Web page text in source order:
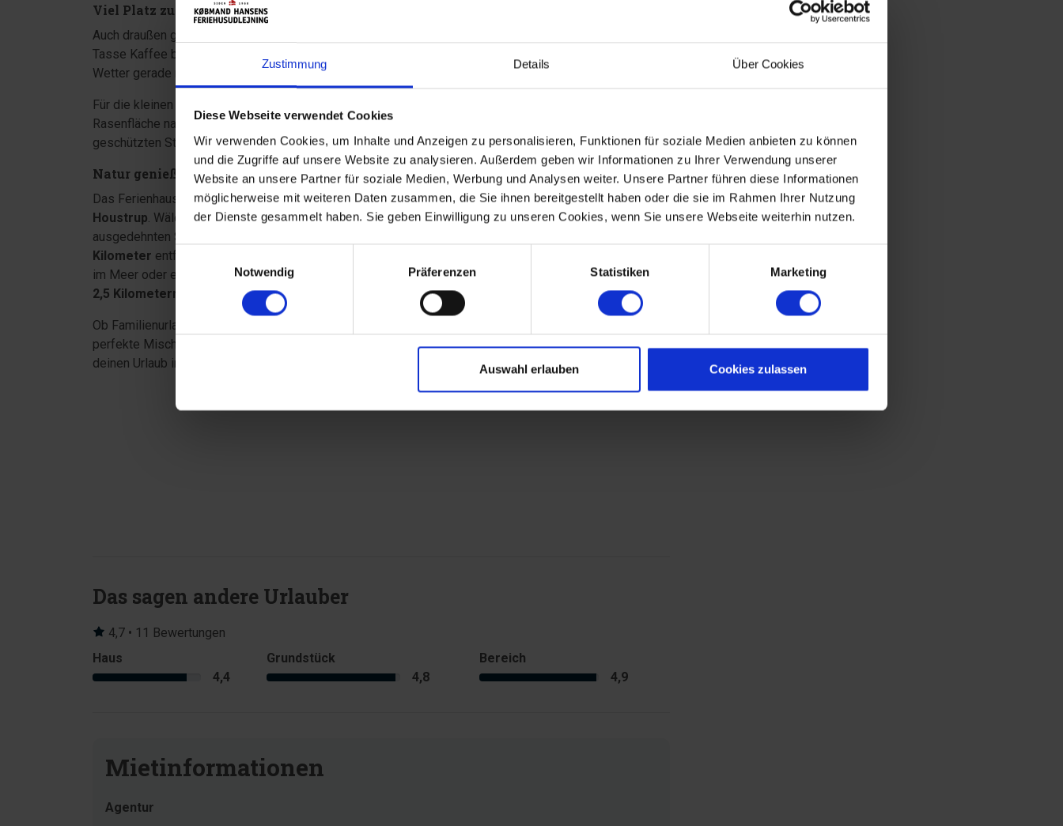
Zustimmung Details Über Cookies
Diese Webseite verwendet Cookies
Wir verwenden Cookies, um Inhalte und Anzeigen zu personalisieren, Funktionen für soziale Medien anbieten zu können
und die Zugriffe auf unsere Website zu analysieren. Außerdem geben wir Informationen zu Ihrer Verwendung unserer
Website an unsere Partner für soziale Medien, Werbung und Analysen weiter. Unsere Partner führen diese Informationen
möglicherweise mit weiteren Daten zusammen, die Sie ihnen bereitgestellt haben oder die sie im Rahmen Ihrer Nutzung
der Dienste gesammelt haben. Sie geben Einwilligung zu unseren Cookies, wenn Sie unsere Webseite weiterhin nutzen.
Einwilligungsauswahl
Notwendig
Präferenzen Statistiken Marketing
Auswahl erlauben Cookies zulassen
Viel Platz zum Spielen und Entspannen
Auch draußen gibt es jede Menge Platz. Auf der
Tasse Kaffee beginnen oder den Abend gemütlich beim Grillen ausklingen lassen – ganz egal, wie das
Wetter gerade mitspielt.
Für die kleinen Urlaubsgäste stehen eine
Rasenfläche nach Herzenslust gespielt werden kann. Das
geschützten Stellplatz.
Natur genießen und die Nordsee entdecken
Das Ferienhaus liegt in einem ruhigen Ferienhausgebiet mitten in der wunderschönen Natur von
Houstrup. Wälder, Heideflächen und Radwege beginnen praktisch direkt vor der Haustür und laden zu
ausgedehnten Spaziergängen und Fahrradtouren ein. Der breite Sandstrand der Nordsee ist nur etwa
Kilometer entfernt und bietet beste Bedingungen für lange Strandspaziergänge, ein erfrischendes Bad
im Meer oder entspannte Stunden in den Dünen.
Einkaufsmöglichkeiten
erreichst du bereits nach rund
2,5 Kilometern
, sodass alles Wichtige schnell erreichbar ist.
Ob Familienurlaub, eine Auszeit zu zweit oder Ferien mit Freunden – im Jeppesvej 44 findest du die
perfekte Mischung aus Ruhe, Gemütlichkeit und Wellness. Hier kannst du den Alltag hinter dir lassen und
deinen Urlaub in vollen Zügen genießen.
Das sagen andere Urlauber
4,7 • 11 Bewertungen
Haus
4,4
Grundstück
4,8
Bereich
4,9
Mietinformationen
Agentur